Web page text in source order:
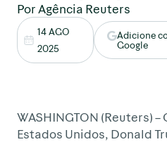
Por Agência Reuters
14 AGO
2025
Adicione
Google
WASHINGTON (Reuters)
Estados Unidos, Donald